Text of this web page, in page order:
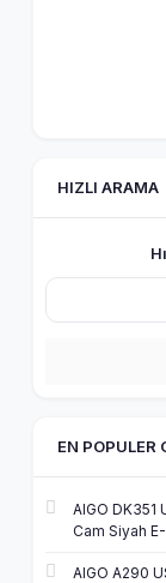
HIZLI ARAMA
EN POPULER
AIGO DK351
Cam Siyah
AIGO A290